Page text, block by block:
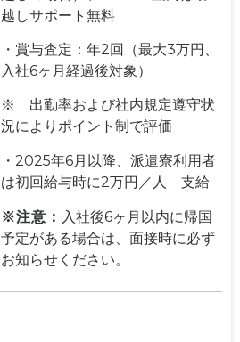
越しサポート無料
・賞与査定：年2回（最大3万円、
入社6ヶ月経過後対象）
※ 出勤率および社内規定遵守状
況によりポイント制で評価
・2025年6月以降、派遣寮利用者
は初回給与時に2万円／人 支給
※注意： 入社後6ヶ月以内に帰国
予定がある場合は、面接時に必ず
お知らせください。